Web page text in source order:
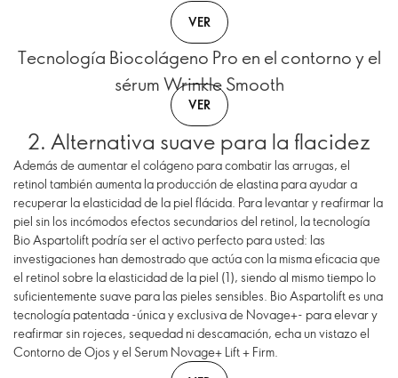
VER
Tecnología Biocolágeno Pro en el contorno y el
sérum Wrinkle Smooth
VER
2. Alternativa suave para la flacidez
Además de aumentar el colágeno para combatir las arrugas, el
retinol también aumenta la producción de elastina para ayudar a
recuperar la elasticidad de la piel flácida. Para levantar y reafirmar la
piel sin los incómodos efectos secundarios del retinol, la tecnología
Bio Aspartolift podría ser el activo perfecto para usted: las
investigaciones han demostrado que actúa con la misma eficacia que
el retinol sobre la elasticidad de la piel (1), siendo al mismo tiempo lo
suficientemente suave para las pieles sensibles. Bio Aspartolift es una
tecnología patentada -única y exclusiva de Novage+- para elevar y
reafirmar sin rojeces, sequedad ni descamación, echa un vistazo el
Contorno de Ojos y el Serum Novage+ Lift + Firm.